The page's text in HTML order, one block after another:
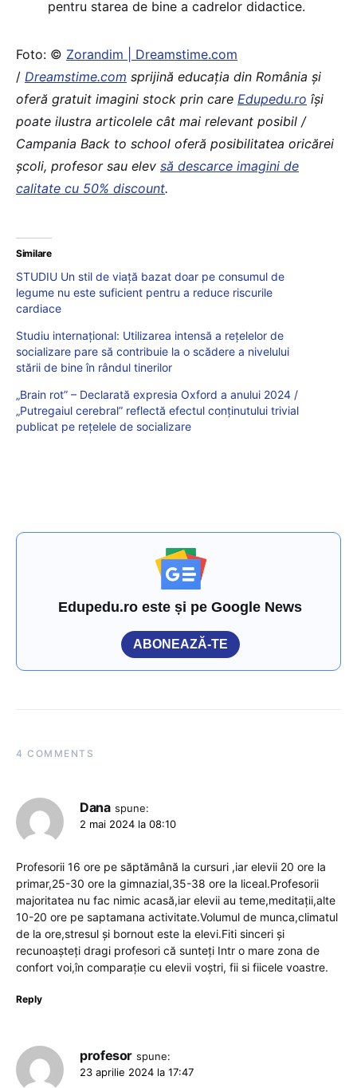
pentru starea de bine a cadrelor didactice.
Foto: © Zorandim | Dreamstime.com
/ Dreamstime.com sprijină educaţia din România şi
oferă gratuit imagini stock prin care Edupedu.ro îşi
poate ilustra articolele cât mai relevant posibil /
Campania Back to school oferă posibilitatea oricărei
școli, profesor sau elev să descarce imagini de
calitate cu 50% discount.
Similare
STUDIU Un stil de viață bazat doar pe consumul de
legume nu este suficient pentru a reduce riscurile
cardiace
Studiu internațional: Utilizarea intensă a reţelelor de
socializare pare să contribuie la o scădere a nivelului
stării de bine în rândul tinerilor
„Brain rot” – Declarată expresia Oxford a anului 2024 /
„Putregaiul cerebral” reflectă efectul conținutului trivial
publicat pe rețelele de socializare
Edupedu.ro este și pe Google News
ABONEAZĂ-TE
4 COMMENTS
Dana spune:
2 mai 2024 la 08:10
Profesorii 16 ore pe săptămână la cursuri ,iar elevii 20 ore la
primar,25-30 ore la gimnazial,35-38 ore la liceal.Profesorii
majoritatea nu fac nimic acasă,iar elevii au teme,meditații,alte
10-20 ore pe saptamana activitate.Volumul de munca,climatul
de la ore,stresul și bornout este la elevi.Fiti sinceri și
recunoașteți dragi profesori că sunteți Intr o mare zona de
confort voi,în comparație cu elevii voștri, fii si fiicele voastre.
Reply
profesor spune:
23 aprilie 2024 la 17:47